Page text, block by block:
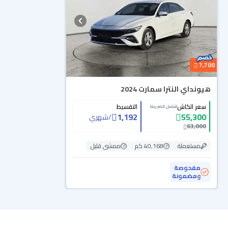
7,700
هيونداي النترا سمارت 2024
سعر الكاش(شامل الضريبة)
55,300
63,000
التقسيط
1,192
/شهري
مستعملة 40,168 كم
ممشى قليل
مفحوصة
ومضمونة